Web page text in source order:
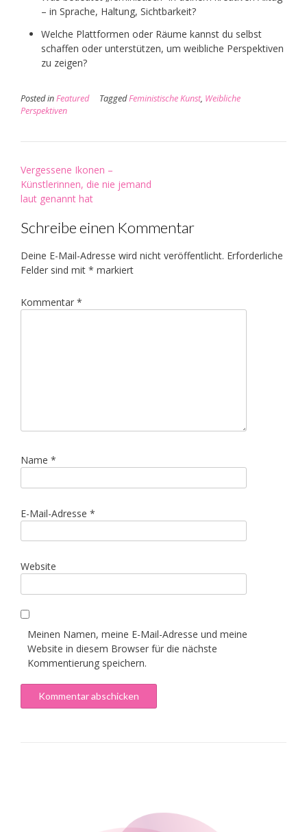
– in Sprache, Haltung, Sichtbarkeit?
Welche Plattformen oder Räume kannst du selbst
schaffen oder unterstützen, um weibliche Perspektiven
zu zeigen?
Posted inFeatured TaggedFeministische Kunst, Weibliche
Perspektiven
Post
navigation
Vergessene Ikonen –
Künstlerinnen, die nie jemand
laut genannt hat
Schreibe einen Kommentar
Deine E-Mail-Adresse wird nicht veröffentlicht. Erforderliche
Felder sind mit * markiert
Kommentar *
Name *
E-Mail-Adresse *
Website
Meinen Namen, meine E-Mail-Adresse und meine
Website in diesem Browser für die nächste
Kommentierung speichern.